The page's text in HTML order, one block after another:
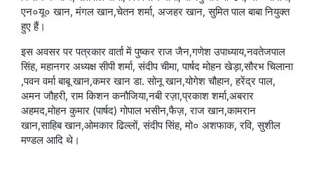
एन०यू० खान, मंगल खान,चेतन शर्मा, अजहर खान, सुमित पाल बाबा नियुक्त
हुए हैं।
इस अवसर पर पत्रकार वार्ता में पुष्कर राज जैन,गणेश उपाध्याय,नवतेजपाल
सिंह, महानगर अध्यक्ष सीपी शर्मा, संदीप चीमा, पार्षद मोहन खेड़ा,सौरभ चिलाना
,पवन वर्मा बाबू खान,कमर खान डा. सोनू खान,योगेश चौहान, हरेंद्र पाल,
अमन जौहरी, राम किशन कनौजिया,नबी रज़ा,प्रकाश शर्मा,अबरार
अहमद,मोहन कुमार (पार्षद) गोपाल भसीन,फैज़, राज खान,कामरान
खान,साहिब खान,ओमकार ढिल्लों, संदीप सिंह, मो० अशफाक, रवि, सुशील
मण्डल आदि थे।